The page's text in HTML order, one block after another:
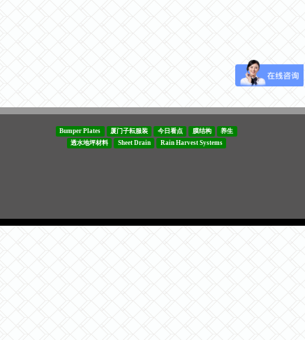
Bumper Plates 厦门子耘服装 今日看点 膜结构
养生
透水地坪材料
Sheet Drain Rain Harvest Systems